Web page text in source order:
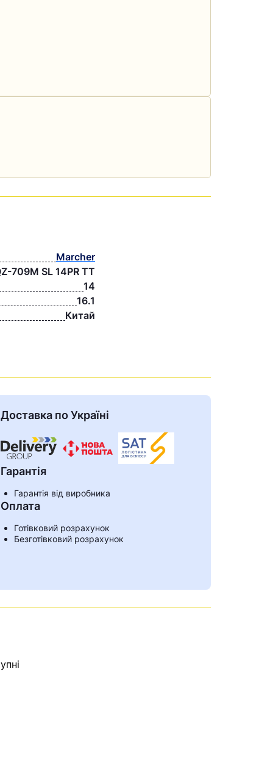
Marcher
709M SL 14PR TT
14
16.1
Китай
Доставка по Україні
Гарантія
Гарантія від виробника
Оплата
Готівковий розрахунок
Безготівковий розрахунок